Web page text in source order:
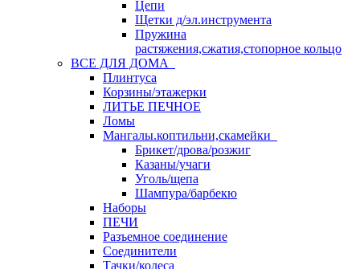
Цепи
Щетки д/эл.инструмента
Пружина
растяжения,сжатия,стопорное кольцо
ВСЕ ДЛЯ ДОМА
Плинтуса
Корзины/этажерки
ЛИТЬЕ ПЕЧНОЕ
Ломы
Мангалы.коптильни,скамейки
Брикет/дрова/розжиг
Казаны/учаги
Уголь/щепа
Шампура/барбекю
Наборы
ПЕЧИ
Разъемное соединение
Соединители
Тачки/колеса